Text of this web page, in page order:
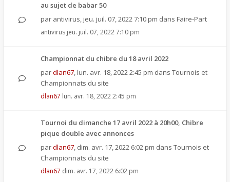
au sujet de babar 50
par antivirus, jeu. juil. 07, 2022 7:10 pm dans Faire-Part
antivirus jeu. juil. 07, 2022 7:10 pm
Championnat du chibre du 18 avril 2022
pardlan67, lun. avr. 18, 2022 2:45 pm dans Tournois et
Championnats du site
dlan67 lun. avr. 18, 2022 2:45 pm
Tournoi du dimanche 17 avril 2022 à 20h00, Chibre
pique double avec annonces
pardlan67, dim. avr. 17, 2022 6:02 pm dans Tournois et
Championnats du site
dlan67 dim. avr. 17, 2022 6:02 pm